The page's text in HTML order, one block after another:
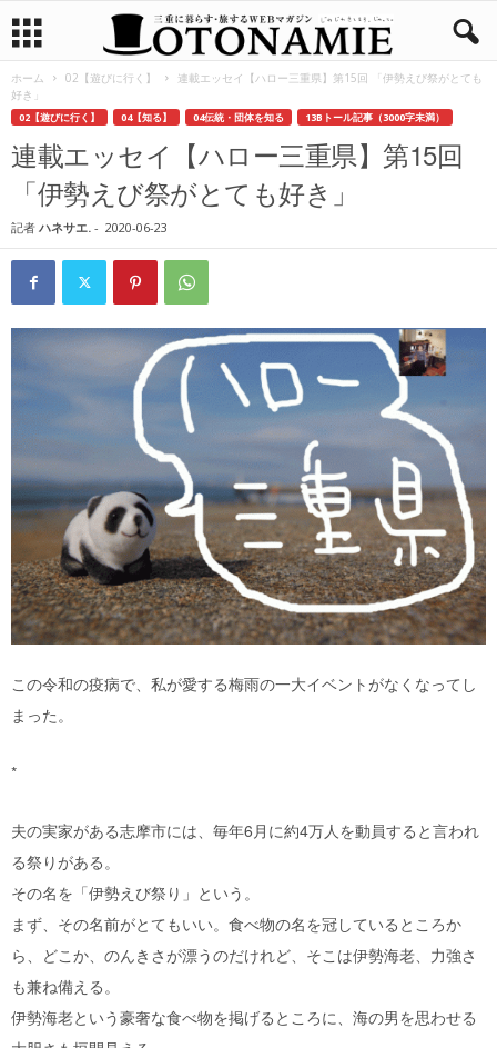
ホーム 02【遊びに行く】
連載エッセイ【ハロー三重県】第15回 「伊勢えび祭がとても
好き」
02【遊びに行く】 04【知る】 04伝統・団体を知る 13Bトール記事（3000字未満）
連載エッセイ【ハロー三重県】第15回
「伊勢えび祭がとても好き」
記者 ハネサエ. - 2020-06-23
この令和の疫病で、私が愛する梅雨の一大イベントがなくなってし
まった。
*
夫の実家がある志摩市には、毎年6月に約4万人を動員すると言われ
る祭りがある。
その名を「伊勢えび祭り」という。
まず、その名前がとてもいい。食べ物の名を冠しているところか
ら、どこか、のんきさが漂うのだけれど、そこは伊勢海老、力強さ
も兼ね備える。
伊勢海老という豪奢な食べ物を掲げるところに、海の男を思わせる